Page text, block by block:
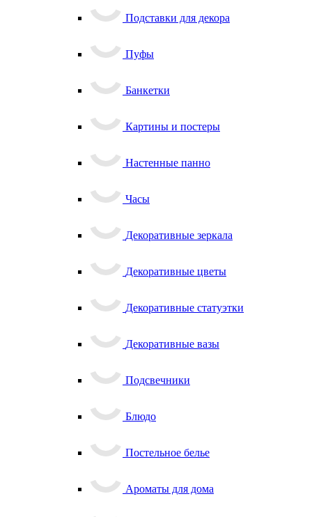
Подставки для декора
Пуфы
Банкетки
Картины и постеры
Настенные панно
Часы
Декоративные зеркала
Декоративные цветы
Декоративные статуэтки
Декоративные вазы
Подсвечники
Блюдо
Постельное белье
Ароматы для дома